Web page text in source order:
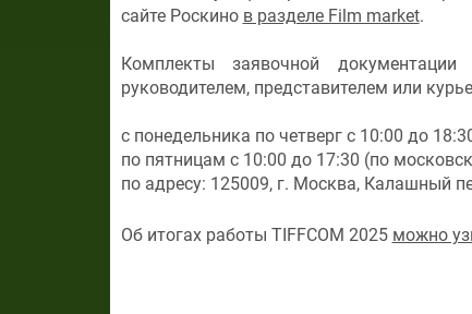
сайте Роскино в разделе Film market.
Комплекты заявочной
руководителем, представителем или
с понедельника по четверг с 10:00 до
по пятницам с 10:00 до 17:30 (по
по адресу: 125009, г. Москва, Калашный
Об итогах работы TIFFCOM 2025 можно